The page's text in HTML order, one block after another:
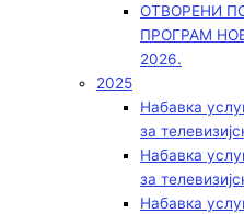
ОТВОРЕНИ
ПРОГРАМ
2026.
2025
Набавка
за
Набавка
за
Набавка